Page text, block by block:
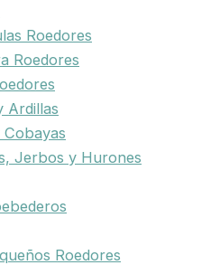
Roedores
Roedores
Ardillas
Jerbos y Hurones
Roedores